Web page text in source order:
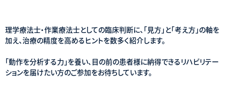
理学療法士・作業療法士としての臨床判断に、「見方」と「考え方」の軸を
加え、治療の精度を高めるヒントを数多く紹介します。
「動作を分析する力」を養い、目の前の患者様に納得できるリハビリテー
ションを届けたい方のご参加をお待ちしています。